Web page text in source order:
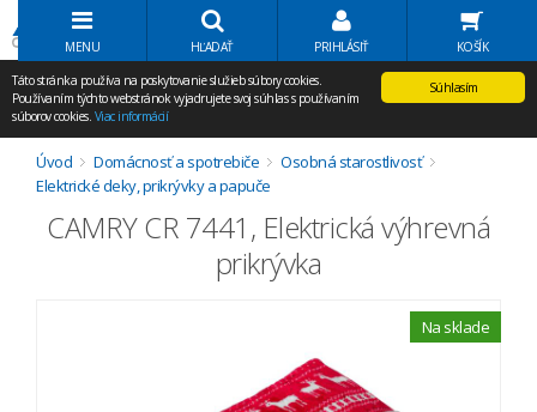
Volať Agem
MENU HĽADAŤ PRIHLÁSIŤ KOŠÍK
Súhlasím
Táto stránka používa na poskytovanie služieb súbory cookies.
Používaním týchto webstránok vyjadrujete svoj súhlas s používaním
súborov cookies. Viac informácií
Úvod Domácnosť a spotrebiče
Osobná starostlivosť
Elektrické deky, prikrývky a papuče
CAMRY CR 7441, Elektrická výhrevná
prikrývka
Na sklade